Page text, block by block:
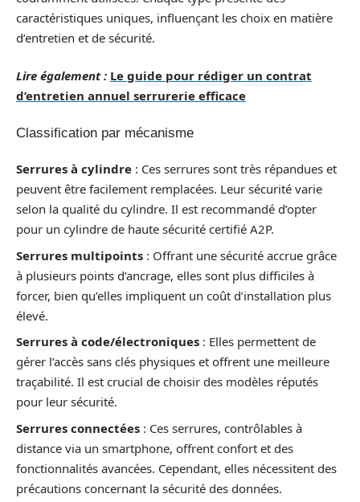
caractéristiques uniques, influençant les choix en matière
d’entretien et de sécurité.
Lire également : Le guide pour rédiger un contrat
d’entretien annuel serrurerie efficace
Classification par mécanisme
Serrures à cylindre : Ces serrures sont très répandues et
peuvent être facilement remplacées. Leur sécurité varie
selon la qualité du cylindre. Il est recommandé d’opter
pour un cylindre de haute sécurité certifié A2P.
Serrures multipoints : Offrant une sécurité accrue grâce
à plusieurs points d’ancrage, elles sont plus difficiles à
forcer, bien qu’elles impliquent un coût d’installation plus
élevé.
Serrures à code/électroniques : Elles permettent de
gérer l’accès sans clés physiques et offrent une meilleure
traçabilité. Il est crucial de choisir des modèles réputés
pour leur sécurité.
Serrures connectées : Ces serrures, contrôlables à
distance via un smartphone, offrent confort et des
fonctionnalités avancées. Cependant, elles nécessitent des
précautions concernant la sécurité des données.